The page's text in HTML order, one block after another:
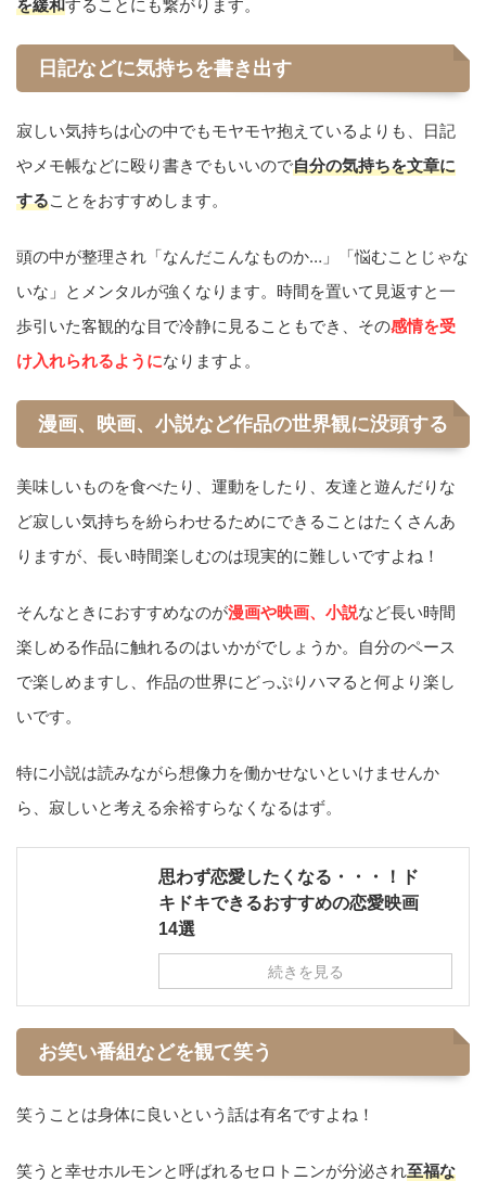
を緩和することにも繋がります。
日記などに気持ちを書き出す
寂しい気持ちは心の中でもモヤモヤ抱えているよりも、日記
やメモ帳などに殴り書きでもいいので自分の気持ちを文章に
することをおすすめします。
頭の中が整理され「なんだこんなものか…」「悩むことじゃな
いな」とメンタルが強くなります。時間を置いて見返すと一
歩引いた客観的な目で冷静に見ることもでき、その感情を受
け入れられるようになりますよ。
漫画、映画、小説など作品の世界観に没頭する
美味しいものを食べたり、運動をしたり、友達と遊んだりな
ど寂しい気持ちを紛らわせるためにできることはたくさんあ
りますが、長い時間楽しむのは現実的に難しいですよね！
そんなときにおすすめなのが漫画や映画、小説など長い時間
楽しめる作品に触れるのはいかがでしょうか。自分のペース
で楽しめますし、作品の世界にどっぷりハマると何より楽し
いです。
特に小説は読みながら想像力を働かせないといけませんか
ら、寂しいと考える余裕すらなくなるはず。
思わず恋愛したくなる・・・！ド
キドキできるおすすめの恋愛映画
14選
続きを見る
お笑い番組などを観て笑う
笑うことは身体に良いという話は有名ですよね！
笑うと幸せホルモンと呼ばれるセロトニンが分泌され至福な